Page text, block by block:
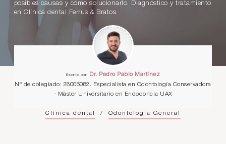
posibles causas y cómo solucionarlo. Diagnóstico y tratamiento
en Clínica dental Ferrus & Bratos.
Escrito por:
Dr. Pedro Pablo Martínez
Nº de colegiado: 28006082. Especialista en Odontología Conservadora
- Máster Universitario en Endodoncia UAX
Clínica dental / Odontología General